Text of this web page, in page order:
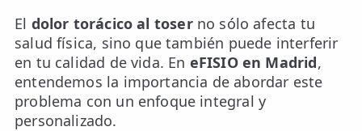
El dolor torácico al toserno sólo afecta tu
salud física, sino que también puede interferir
en tu calidad de vida. En eFISIO en Madrid,
entendemos la importancia de abordar este
problema con un enfoque integral y
personalizado.